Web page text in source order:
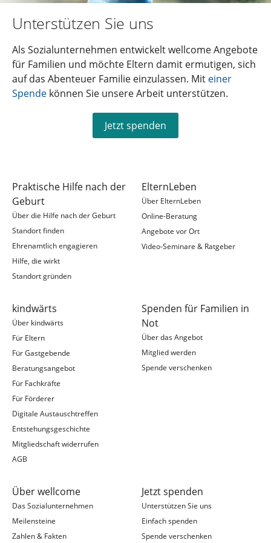
Unterstützen Sie uns
Als Sozialunternehmen entwickelt wellcome Angebote
für Familien und möchte Eltern damit ermutigen, sich
auf das Abenteuer Familie einzulassen. Mit einer
Spende können Sie unsere Arbeit unterstützen.
Jetzt spenden
Praktische Hilfe nach der
Geburt
Über die Hilfe nach der Geburt
Standort finden
Ehrenamtlich engagieren
Hilfe, die wirkt
Standort gründen
ElternLeben
Über ElternLeben
Online-Beratung
Angebote vor Ort
Video-Seminare & Ratgeber
kindwärts
Über kindwärts
Für Eltern
Für Gastgebende
Beratungsangebot
Für Fachkräfte
Für Förderer
Digitale Austauschtreffen
Entstehungsgeschichte
Mitgliedschaft widerrufen
AGB
Spenden für Familien in
Not
Über das Angebot
Mitglied werden
Spende verschenken
Über wellcome
Das Sozialunternehmen
Meilensteine
Zahlen & Fakten
Jetzt spenden
Unterstützen Sie uns
Einfach spenden
Spende verschenken